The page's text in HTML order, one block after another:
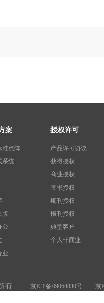
案
准点阵
系统
版
公
业
授权许可
产品许可协议
获得授权
商业授权
图书授权
期刊授权
报刊授权
典型客户
个人非商业
所有 京ICP备09064830号 京